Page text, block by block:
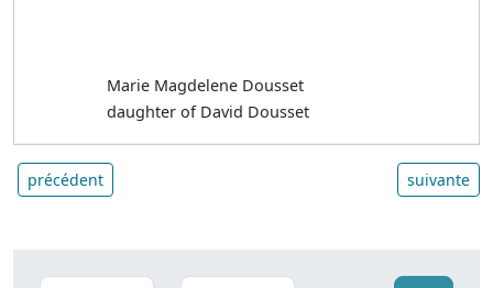
Marie Magdelene Dousset
daughter of David Dousset
précédent suivante